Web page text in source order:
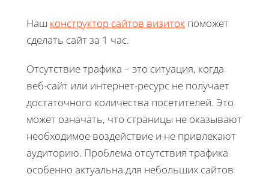
Наш конструктор сайтов визиток поможет
сделать сайт за 1 час.
Отсутствие трафика – это ситуация, когда
веб-сайт или интернет-ресурс не получает
достаточного количества посетителей. Это
может означать, что страницы не оказывают
необходимое воздействие и не привлекают
аудиторию. Проблема отсутствия трафика
особенно актуальна для небольших сайтов